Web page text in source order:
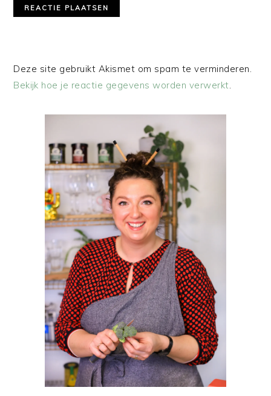
Deze site gebruikt Akismet om spam te verminderen.
Bekijk hoe je reactie gegevens worden verwerkt.